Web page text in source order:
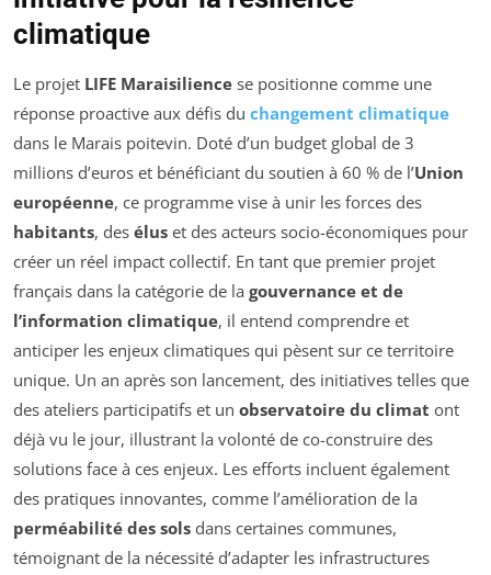
climatique
Le projet LIFE Maraisilience se positionne comme une
réponse proactive aux défis du changement climatique
dans le Marais poitevin. Doté d’un budget global de 3
millions d’euros et bénéficiant du soutien à 60 % de l’Union
européenne, ce programme vise à unir les forces des
habitants, des élus et des acteurs socio-économiques pour
créer un réel impact collectif. En tant que premier projet
français dans la catégorie de la gouvernance et de
l’information climatique, il entend comprendre et
anticiper les enjeux climatiques qui pèsent sur ce territoire
unique. Un an après son lancement, des initiatives telles que
des ateliers participatifs et un observatoire du climat ont
déjà vu le jour, illustrant la volonté de co-construire des
solutions face à ces enjeux. Les efforts incluent également
des pratiques innovantes, comme l’amélioration de la
perméabilité des sols dans certaines communes,
témoignant de la nécessité d’adapter les infrastructures